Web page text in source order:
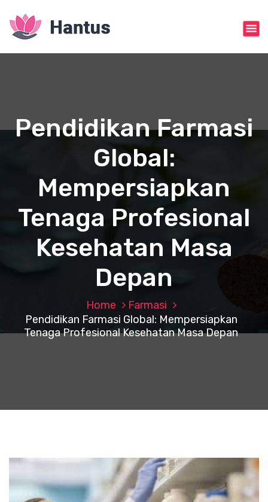
Pendidikan Farmasi
Global:
Mempersiapkan
Tenaga Profesional
Kesehatan Masa
Depan
Home
Farmasi
Pendidikan Farmasi Global: Mempersiapkan
Tenaga Profesional Kesehatan Masa Depan